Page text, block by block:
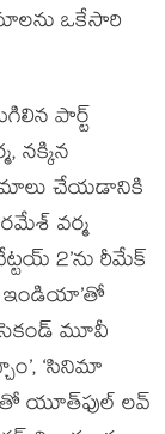
ఒకేసారి
పార్ట్
నక్కిన
చేయడానికి
వర్మ
2’ను రీమేక్
ఇండియా’తో
మూవీ
‘సినిమా
యూత్‌ఫుల్ లవ్